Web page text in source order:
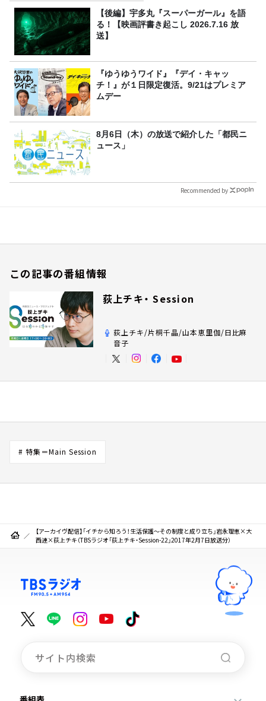
【後編】宇多丸『スーパーガール』を語
る！【映画評書き起こし 2026.7.16 放
送】
『ゆうゆうワイド』『デイ・キャッ
チ！』が１日限定復活。9/21はプレミア
ムデー
8月6日（木）の放送で紹介した「都民ニ
ュース」
Recommended by
この記事の番組情報
荻上チキ・ Session
荻上チキ/片桐千晶/山本恵里伽/日比麻
音子
# 特集＝Main Session
【アーカイヴ配信】「イチから知ろう！生活保護～その制度と成り立ち」岩永理恵×大
西連×荻上チキ（TBSラジオ「荻上チキ・Session-22」2017年2月7日放送分）